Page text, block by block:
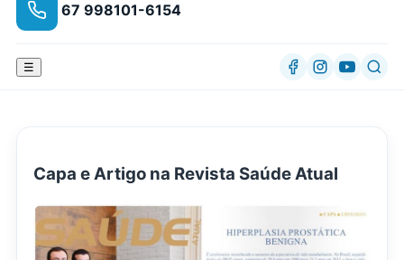
67 998101-6154
☰
Capa e Artigo na Revista Saúde Atual